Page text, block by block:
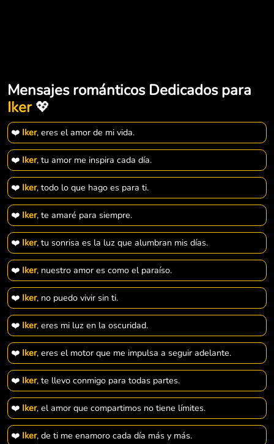
Mensajes románticos Dedicados para
Iker 💖
❤️ Iker, eres el amor de mi vida.
❤️ Iker, tu amor me inspira cada día.
❤️ Iker, todo lo que hago es para ti.
❤️ Iker, te amaré para siempre.
❤️ Iker, tu sonrisa es la luz que alumbran mis días.
❤️ Iker, nuestro amor es como el paraíso.
❤️ Iker, no puedo vivir sin ti.
❤️ Iker, eres mi luz en la oscuridad.
❤️ Iker, eres el motor que me impulsa a seguir adelante.
❤️ Iker, te llevo conmigo para todas partes.
❤️ Iker, el amor que compartimos no tiene límites.
❤️ Iker, de ti me enamoro cada día más y más.